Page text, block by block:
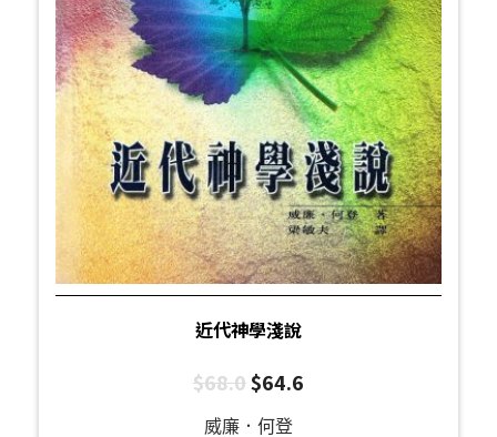
近代神學淺說
$68.0$64.6
威廉．何登